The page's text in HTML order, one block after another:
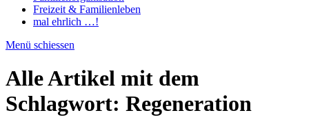
Freizeit & Familienleben
mal ehrlich …!
Menü schiessen
Alle Artikel mit dem
Schlagwort: Regeneration